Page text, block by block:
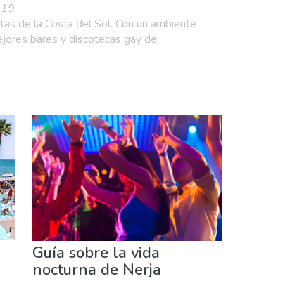
de la Costa del Sol. Con un ambiente
bares y discotecas gay de
Guía sobre la vida
nocturna de Nerja